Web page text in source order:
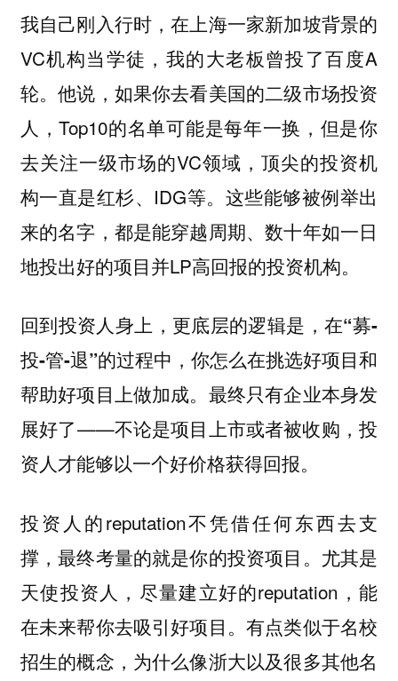
我自己刚入行时，在上海一家新加坡背景的
VC机构当学徒，我的大老板曾投了百度A
轮。他说，如果你去看美国的二级市场投资
人，Top10的名单可能是每年一换，但是你
去关注一级市场的VC领域，顶尖的投资机
构一直是红杉、IDG等。这些能够被例举出
来的名字，都是能穿越周期、数十年如一日
地投出好的项目并LP高回报的投资机构。
回到投资人身上， 更底层的逻辑是，在“募-
投-管-退”的过程中，你怎么在挑选好项目和
帮助好项目上做加成。 最终只有企业本身发
展好了——不论是项目上市或者被收购，投
资人才能够以一个好价格获得回报。
投资人的reputation不凭借任何东西去支
撑，最终考量的就是你的投资项目。尤其是
天使投资人，尽量建立好的reputation，能
在未来帮你去吸引好项目。有点类似于名校
招生的概念，为什么像浙大以及很多其他名